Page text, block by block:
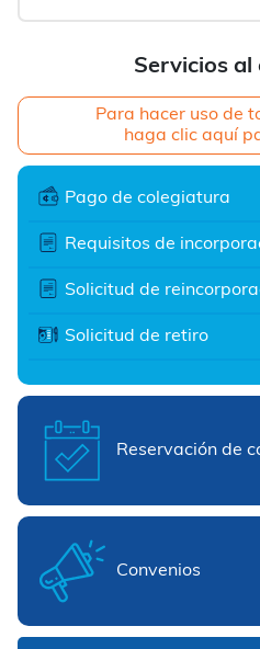
Servicios al
Para hacer uso de
haga clic aquí
Pago de colegiatura
Requisitos de
Solicitud de
Solicitud de retiro
Reservación de
Convenios